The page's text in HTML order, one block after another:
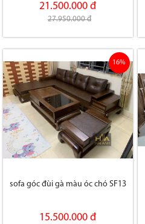
21.500.000 đ
27.950.000 đ
sofa góc đùi gà màu óc chó SF13
15.500.000 đ
16%